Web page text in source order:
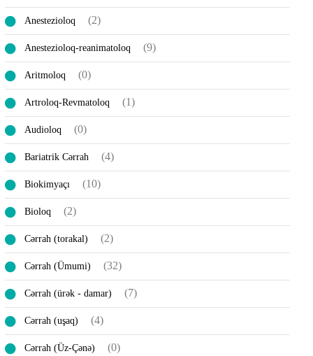
Anestezioloq (2)
Anestezioloq-reanimatoloq (9)
Aritmoloq (0)
Artroloq-Revmatoloq (1)
Audioloq (0)
Bariatrik Cərrah (4)
Biokimyaçı (10)
Bioloq (2)
Cərrah (torakal) (2)
Cərrah (Ümumi) (32)
Cərrah (ürək - damar) (7)
Cərrah (uşaq) (4)
Cərrah (Üz-Çənə) (0)